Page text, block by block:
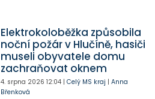
Elektrokoloběžka způsobila
noční požár v Hlučíně, hasiči
museli obyvatele domu
zachraňovat oknem
4. srpna 2026 12:04| Celý MS kraj | Anna
Břenková